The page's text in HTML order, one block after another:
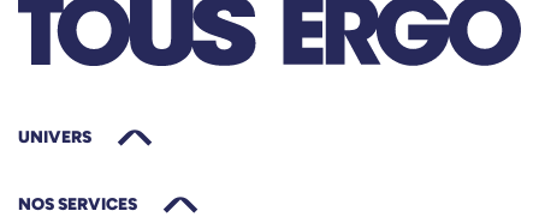
UNIVERS
NOS SERVICES